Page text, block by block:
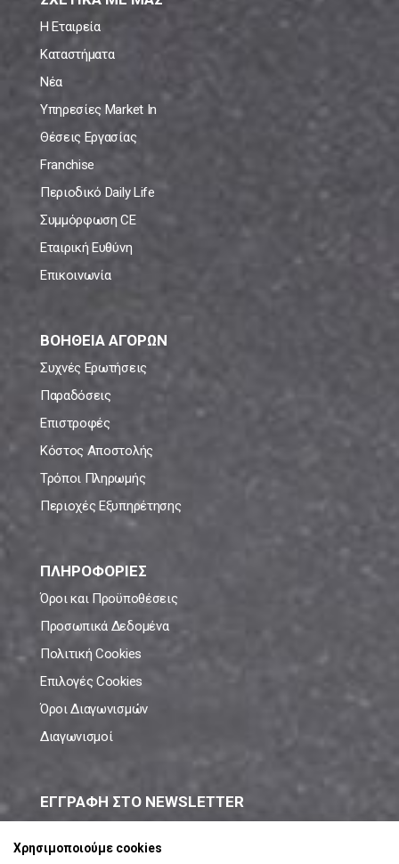
Η Εταιρεία
Καταστήματα
Νέα
Υπηρεσίες Market In
Θέσεις Εργασίας
Franchise
Περιοδικό Daily Life
Συμμόρφωση CE
Εταιρική Ευθύνη
Επικοινωνία
ΒΟΗΘΕΙΑ ΑΓΟΡΩΝ
Συχνές Ερωτήσεις
Παραδόσεις
Επιστροφές
Κόστος Αποστολής
Τρόποι Πληρωμής
Περιοχές Εξυπηρέτησης
ΠΛΗΡΟΦΟΡΙΕΣ
Όροι και Προϋποθέσεις
Προσωπικά Δεδομένα
Πολιτική Cookies
Επιλογές Cookies
Όροι Διαγωνισμών
Διαγωνισμοί
ΕΓΓΡΑΦΗ ΣΤΟ NEWSLETTER
Χρησιμοποιούμε cookies